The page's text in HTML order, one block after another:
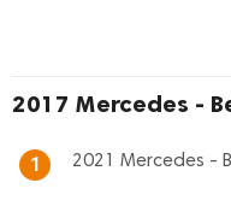
2017 Mercedes -
1 2021 Mercedes -